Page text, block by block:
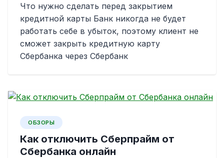
Что нужно сделать перед закрытием
кредитной карты Банк никогда не будет
работать себе в убыток, поэтому клиент не
сможет закрыть кредитную карту
Сбербанка через Сбербанк
ОБЗОРЫ
Как отключить Сберпрайм от
Сбербанка онлайн